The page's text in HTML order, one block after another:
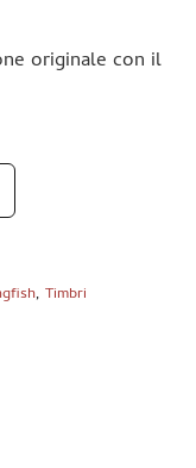
originale con il
, Timbri